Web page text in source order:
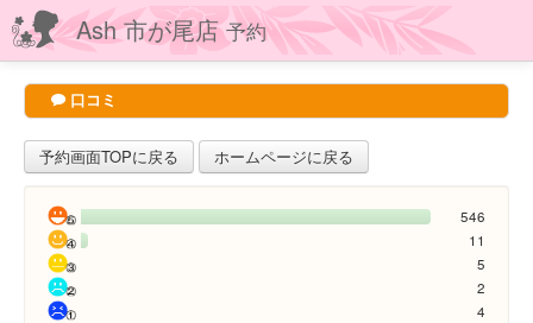
Ash 市が尾店予約
口コミ
予約画面TOPに戻る ホームページに戻る
546
11
5
2
4